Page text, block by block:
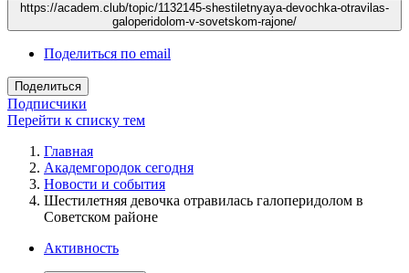
https://academ.club/topic/1132145-shestiletnyaya-devochka-otravilas-
galoperidolom-v-sovetskom-rajone/
Поделиться по email
Поделиться
Подписчики
Перейти к списку тем
Главная
Академгородок сегодня
Новости и события
Шестилетняя девочка отравилась галоперидолом в
Советском районе
Активность